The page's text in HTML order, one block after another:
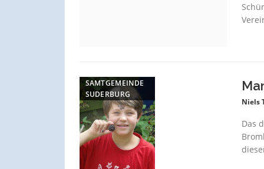
SAMTGEMEINDE
SUDERBURG
Niels
Das